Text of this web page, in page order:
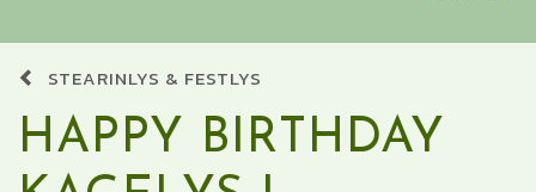
STEARINLYS & FESTLYS
HAPPY BIRTHDAY